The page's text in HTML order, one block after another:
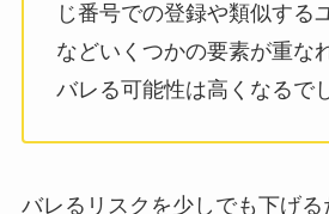
じ番号での登録や類似する
などいくつかの要素が重な
バレる可能性は高くなるで
バレるリスクを少しでも下げ